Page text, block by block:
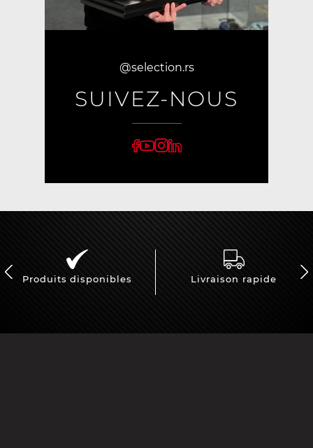
@selection.rs
SUIVEZ-NOUS
Produits disponibles Livraison rapide